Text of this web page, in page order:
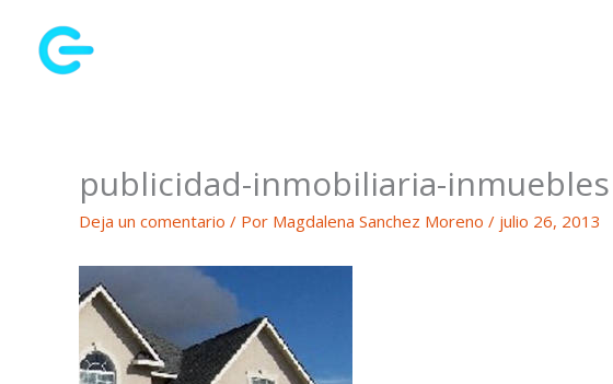
contenido
publicidad-inmobiliaria-inmuebles
Deja un comentario / Por Magdalena Sanchez Moreno / julio 26, 2013